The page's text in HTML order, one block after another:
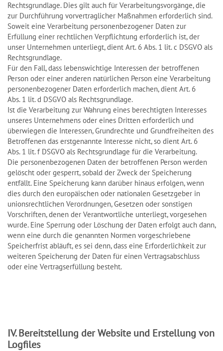
Rechtsgrundlage. Dies gilt auch für Verarbeitungsvorgänge, die
zur Durchführung vorvertraglicher Maßnahmen erforderlich sind.
Soweit eine Verarbeitung personenbezogener Daten zur
Erfüllung einer rechtlichen Verpflichtung erforderlich ist, der
unser Unternehmen unterliegt, dient Art. 6 Abs. 1 lit. c DSGVO als
Rechtsgrundlage.
Für den Fall, dass lebenswichtige Interessen der betroffenen
Person oder einer anderen natürlichen Person eine Verarbeitung
personenbezogener Daten erforderlich machen, dient Art. 6
Abs. 1 lit. d DSGVO als Rechtsgrundlage.
Ist die Verarbeitung zur Wahrung eines berechtigten Interesses
unseres Unternehmens oder eines Dritten erforderlich und
überwiegen die Interessen, Grundrechte und Grundfreiheiten des
Betroffenen das erstgenannte Interesse nicht, so dient Art. 6
Abs. 1 lit. f DSGVO als Rechtsgrundlage für die Verarbeitung.
Die personenbezogenen Daten der betroffenen Person werden
gelöscht oder gesperrt, sobald der Zweck der Speicherung
entfällt. Eine Speicherung kann darüber hinaus erfolgen, wenn
dies durch den europäischen oder nationalen Gesetzgeber in
unionsrechtlichen Verordnungen, Gesetzen oder sonstigen
Vorschriften, denen der Verantwortliche unterliegt, vorgesehen
wurde. Eine Sperrung oder Löschung der Daten erfolgt auch dann,
wenn eine durch die genannten Normen vorgeschriebene
Speicherfrist abläuft, es sei denn, dass eine Erforderlichkeit zur
weiteren Speicherung der Daten für einen Vertragsabschluss
oder eine Vertragserfüllung besteht.
IV. Bereitstellung der Website und Erstellung von
Logfiles